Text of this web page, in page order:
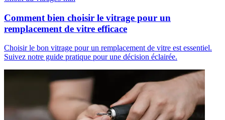
Comment bien choisir le vitrage pour un
remplacement de vitre efficace
Choisir le bon vitrage pour un remplacement de vitre est essentiel.
Suivez notre guide pratique pour une décision éclairée.